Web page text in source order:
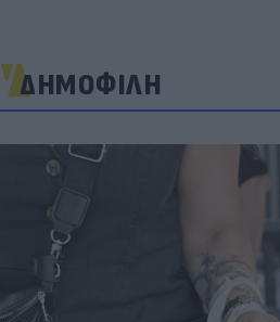
ΔΗΜΟΦΙΛΗ